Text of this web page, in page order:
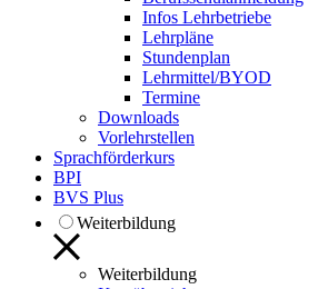
Infos Lehrbetriebe
Lehrpläne
Stundenplan
Lehrmittel/BYOD
Termine
Downloads
Vorlehrstellen
Sprachförderkurs
BPI
BVS Plus
Weiterbildung
Weiterbildung